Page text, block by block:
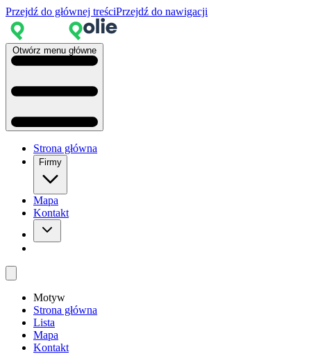
Przejdź do głównej treściPrzejdź do nawigacji
Otwórz menu główne
Strona główna
Firmy
Mapa
Kontakt
Motyw
Strona główna
Lista
Mapa
Kontakt